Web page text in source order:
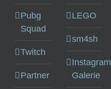
Pubg
Squad
Twitch
Partner
LEGO
sm4sh
Instagram
Galerie